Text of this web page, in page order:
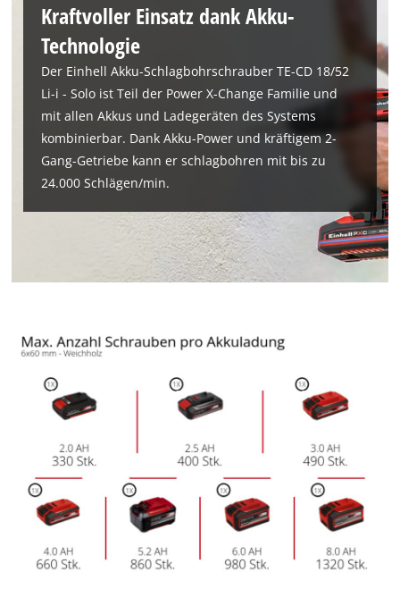
Kraftvoller Einsatz dank Akku-
Technologie
Der Einhell Akku-Schlagbohrschrauber TE-CD 18/52
Li-i - Solo ist Teil der Power X-Change Familie und
mit allen Akkus und Ladegeräten des Systems
kombinierbar. Dank Akku-Power und kräftigem 2-
Gang-Getriebe kann er schlagbohren mit bis zu
24.000 Schlägen/min.